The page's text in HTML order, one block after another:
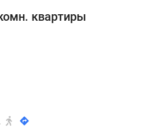
квартиры